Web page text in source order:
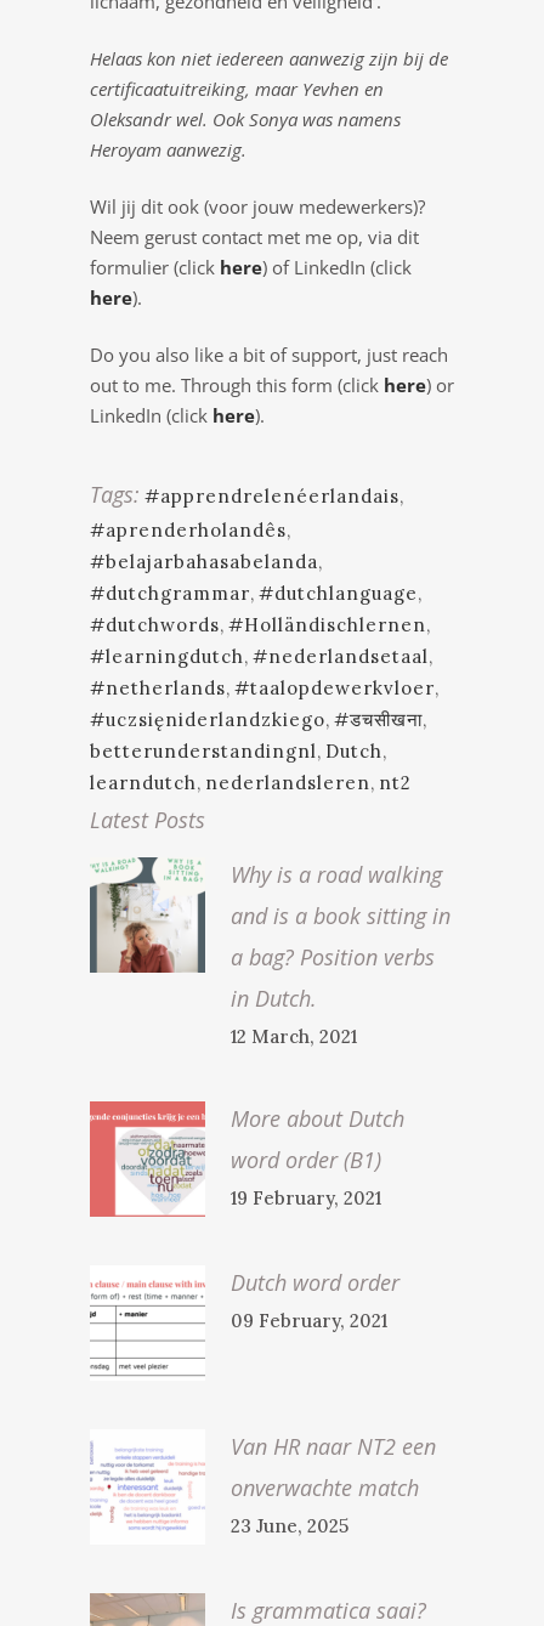
Helaas kon niet iedereen aanwezig zijn bij de
certificaatuitreiking, maar Yevhen en
Oleksandr wel. Ook Sonya was namens
Heroyam aanwezig.
Wil jij dit ook (voor jouw medewerkers)?
Neem gerust contact met me op, via dit
formulier (click here) of LinkedIn (click
here).
Do you also like a bit of support, just reach
out to me. Through this form (click here) or
LinkedIn (click here).
Tags: #apprendrelenéerlandais,
#aprenderholandês,
#belajarbahasabelanda,
#dutchgrammar, #dutchlanguage,
#dutchwords, #Holländischlernen,
#learningdutch, #nederlandsetaal,
#netherlands, #taalopdewerkvloer,
#uczsięniderlandzkiego, #डचसीखना,
betterunderstandingnl, Dutch,
learndutch, nederlandsleren, nt2
Latest Posts
Why is a road walking
and is a book sitting in
a bag? Position verbs
in Dutch.
12 March, 2021
More about Dutch
word order (B1)
19 February, 2021
Dutch word order
09 February, 2021
Van HR naar NT2 een
onverwachte match
23 June, 2025
Is grammatica saai?